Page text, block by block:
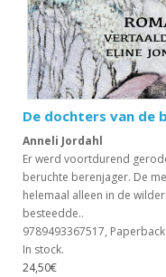
De dochters van de
Anneli Jordahl
Er werd voortdurend
beruchte berenjager. De
helemaal alleen in de
besteedde..
9789493367517, Paperback
In stock.
24,50€